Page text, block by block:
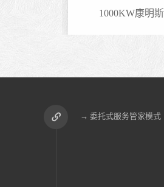
1000KW康明
→ 委托式服务管家模式